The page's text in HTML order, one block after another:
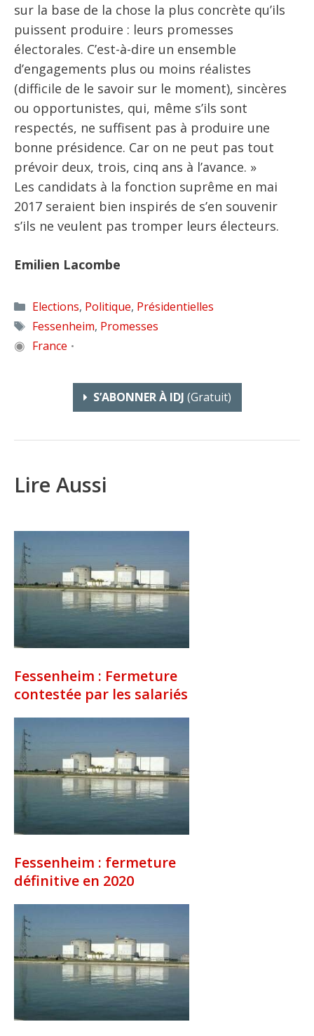
sur la base de la chose la plus concrète qu’ils
puissent produire : leurs promesses
électorales. C’est-à-dire un ensemble
d’engagements plus ou moins réalistes
(difficile de le savoir sur le moment), sincères
ou opportunistes, qui, même s’ils sont
respectés, ne suffisent pas à produire une
bonne présidence. Car on ne peut pas tout
prévoir deux, trois, cinq ans à l’avance. »
Les candidats à la fonction suprême en mai
2017 seraient bien inspirés de s’en souvenir
s’ils ne veulent pas tromper leurs électeurs.
Emilien Lacombe
Catégories
Elections, Politique, Présidentielles
Étiquettes
Fessenheim, Promesses
◉ France •
S’ABONNER À IDJ (gratuit)
Lire Aussi
Fessenheim : Fermeture
contestée par les salariés
Fessenheim : fermeture
définitive en 2020